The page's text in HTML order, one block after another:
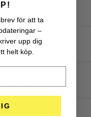
för att ta
–
upp dig
helt köp.